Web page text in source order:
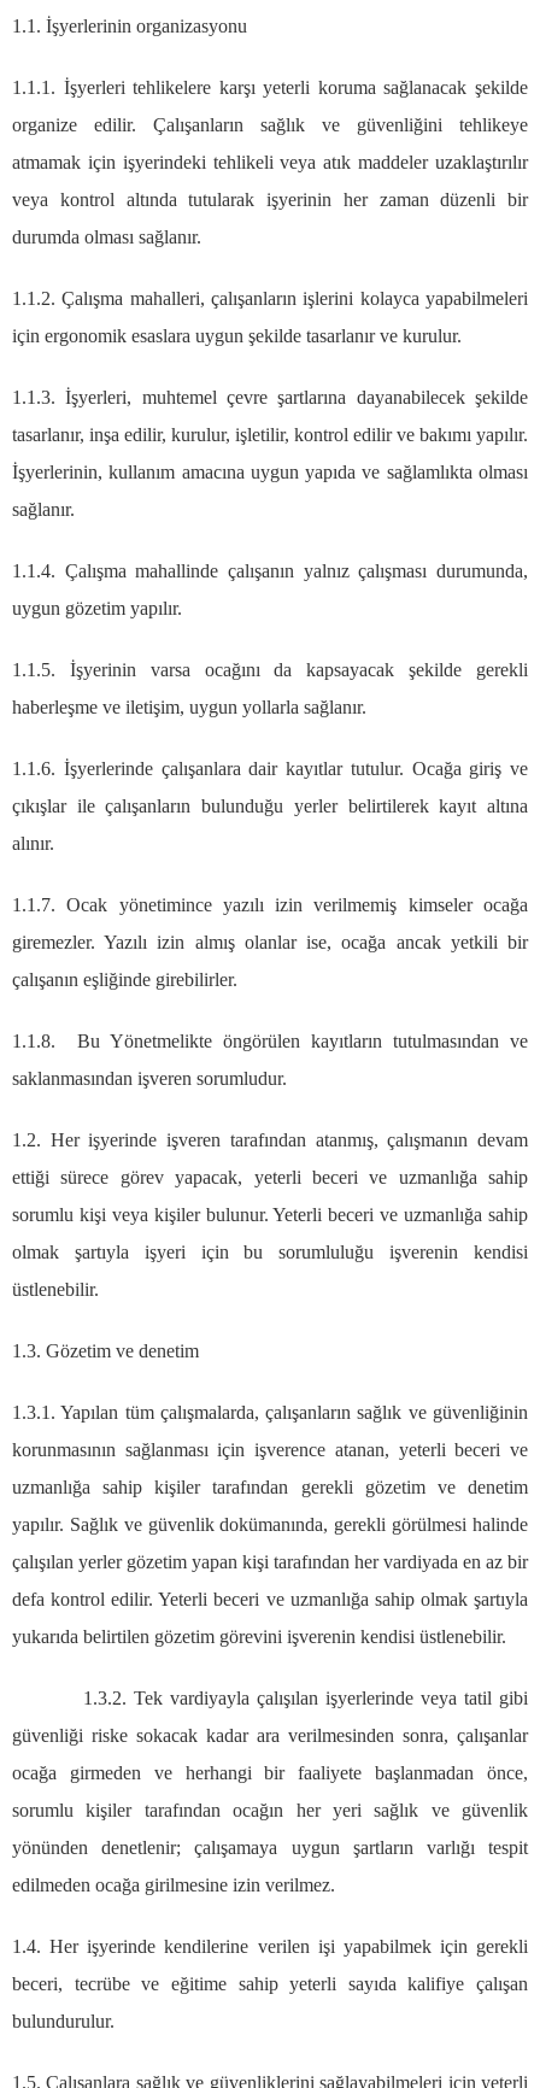
1.1. İşyerlerinin organizasyonu
1.1.1. İşyerleri tehlikelere karşı yeterli koruma sağlanacak şekilde
organize edilir. Çalışanların sağlık ve güvenliğini tehlikeye
atmamak için işyerindeki tehlikeli veya atık maddeler uzaklaştırılır
veya kontrol altında tutularak işyerinin her zaman düzenli bir
durumda olması sağlanır.
1.1.2. Çalışma mahalleri, çalışanların işlerini kolayca yapabilmeleri
için ergonomik esaslara uygun şekilde tasarlanır ve kurulur.
1.1.3. İşyerleri, muhtemel çevre şartlarına dayanabilecek şekilde
tasarlanır, inşa edilir, kurulur, işletilir, kontrol edilir ve bakımı yapılır.
İşyerlerinin, kullanım amacına uygun yapıda ve sağlamlıkta olması
sağlanır.
1.1.4. Çalışma mahallinde çalışanın yalnız çalışması durumunda,
uygun gözetim yapılır.
1.1.5. İşyerinin varsa ocağını da kapsayacak şekilde gerekli
haberleşme ve iletişim, uygun yollarla sağlanır.
1.1.6. İşyerlerinde çalışanlara dair kayıtlar tutulur. Ocağa giriş ve
çıkışlar ile çalışanların bulunduğu yerler belirtilerek kayıt altına
alınır.
1.1.7. Ocak yönetimince yazılı izin verilmemiş kimseler ocağa
giremezler. Yazılı izin almış olanlar ise, ocağa ancak yetkili bir
çalışanın eşliğinde girebilirler.
1.1.8. Bu Yönetmelikte öngörülen kayıtların tutulmasından ve
saklanmasından işveren sorumludur.
1.2. Her işyerinde işveren tarafından atanmış, çalışmanın devam
ettiği sürece görev yapacak, yeterli beceri ve uzmanlığa sahip
sorumlu kişi veya kişiler bulunur. Yeterli beceri ve uzmanlığa sahip
olmak şartıyla işyeri için bu sorumluluğu işverenin kendisi
üstlenebilir.
1.3. Gözetim ve denetim
1.3.1. Yapılan tüm çalışmalarda, çalışanların sağlık ve güvenliğinin
korunmasının sağlanması için işverence atanan, yeterli beceri ve
uzmanlığa sahip kişiler tarafından gerekli gözetim ve denetim
yapılır. Sağlık ve güvenlik dokümanında, gerekli görülmesi halinde
çalışılan yerler gözetim yapan kişi tarafından her vardiyada en az bir
defa kontrol edilir. Yeterli beceri ve uzmanlığa sahip olmak şartıyla
yukarıda belirtilen gözetim görevini işverenin kendisi üstlenebilir.
1.3.2. Tek vardiyayla çalışılan işyerlerinde veya tatil gibi
güvenliği riske sokacak kadar ara verilmesinden sonra, çalışanlar
ocağa girmeden ve herhangi bir faaliyete başlanmadan önce,
sorumlu kişiler tarafından ocağın her yeri sağlık ve güvenlik
yönünden denetlenir; çalışamaya uygun şartların varlığı tespit
edilmeden ocağa girilmesine izin verilmez.
1.4. Her işyerinde kendilerine verilen işi yapabilmek için gerekli
beceri, tecrübe ve eğitime sahip yeterli sayıda kalifiye çalışan
bulundurulur.
1.5. Çalışanlara sağlık ve güvenliklerini sağlayabilmeleri için yeterli